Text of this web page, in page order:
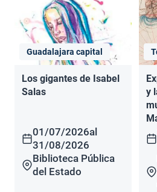
Guadalajara capital
Los gigantes de Isabel
Salas
01/07/2026al
31/08/2026
Biblioteca Pública
del Estado
y